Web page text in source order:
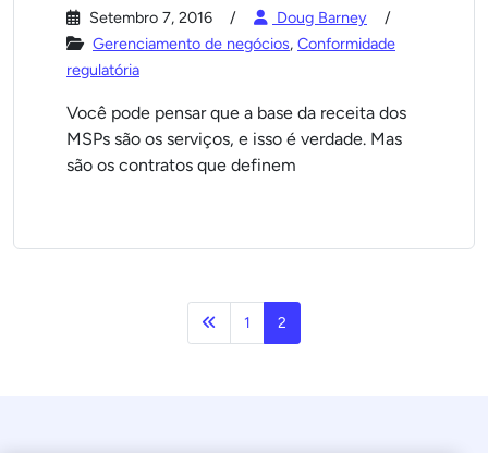
Setembro 7, 2016
Doug Barney
Gerenciamento de negócios, Conformidade
regulatória
Você pode pensar que a base da receita dos
MSPs são os serviços, e isso é verdade. Mas
são os contratos que definem
Anterior
1 2